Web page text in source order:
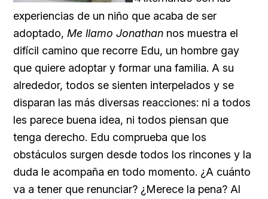
experiencias de un niño que acaba de ser
adoptado, Me llamo Jonathan nos muestra el
difícil camino que recorre Edu, un hombre gay
que quiere adoptar y formar una familia. A su
alrededor, todos se sienten interpelados y se
disparan las más diversas reacciones: ni a todos
les parece buena idea, ni todos piensan que
tenga derecho. Edu comprueba que los
obstáculos surgen desde todos los rincones y la
duda le acompaña en todo momento. ¿A cuánto
va a tener que renunciar? ¿Merece la pena? Al